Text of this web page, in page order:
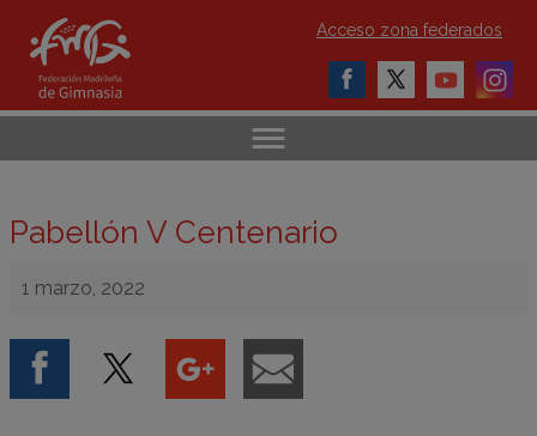
Acceso zona federados
Pabellón V Centenario
1 marzo, 2022